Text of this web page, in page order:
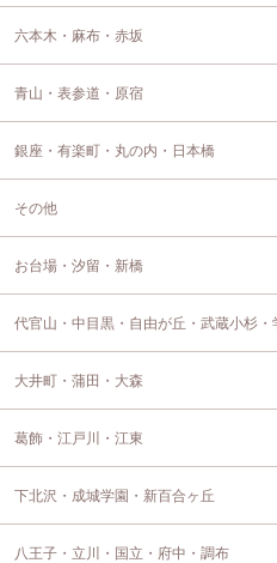
六本木・麻布・赤坂
青山・表参道・原宿
銀座・有楽町・丸の内・日本橋
その他
お台場・汐留・新橋
代官山・中目黒・自由が丘・武蔵小杉・
大井町・蒲田・大森
葛飾・江戸川・江東
下北沢・成城学園・新百合ヶ丘
八王子・立川・国立・府中・調布